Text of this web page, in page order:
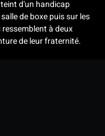
d'un handicap
de boxe puis sur les
à deux
de leur fraternité.